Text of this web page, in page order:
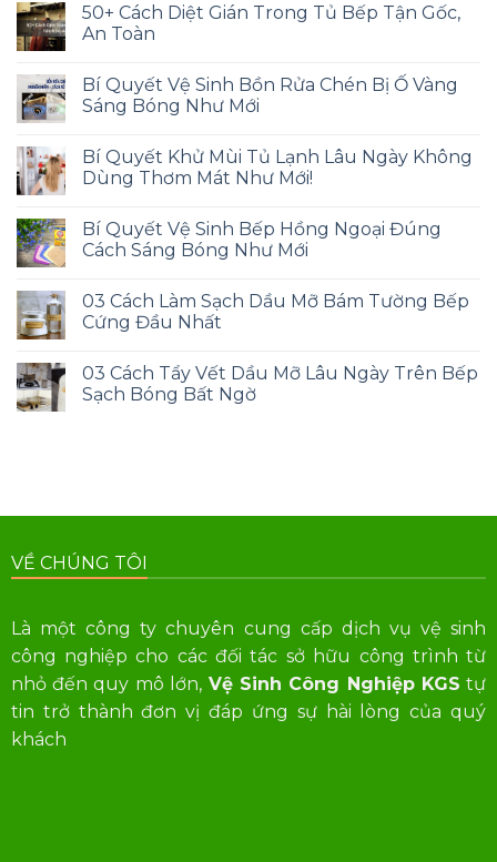
50+ Cách Diệt Gián Trong Tủ Bếp Tận Gốc,
An Toàn
Bí Quyết Vệ Sinh Bồn Rửa Chén Bị Ố Vàng
Sáng Bóng Như Mới
Bí Quyết Khử Mùi Tủ Lạnh Lâu Ngày Không
Dùng Thơm Mát Như Mới!
Bí Quyết Vệ Sinh Bếp Hồng Ngoại Đúng
Cách Sáng Bóng Như Mới
03 Cách Làm Sạch Dầu Mỡ Bám Tường Bếp
Cứng Đầu Nhất
03 Cách Tẩy Vết Dầu Mỡ Lâu Ngày Trên Bếp
Sạch Bóng Bất Ngờ
VỀ CHÚNG TÔI
Là một công ty chuyên cung cấp dịch vụ vệ sinh
công nghiệp cho các đối tác sở hữu công trình từ
nhỏ đến quy mô lớn,Vệ Sinh Công Nghiệp KGS tự
tin trở thành đơn vị đáp ứng sự hài lòng của quý
khách